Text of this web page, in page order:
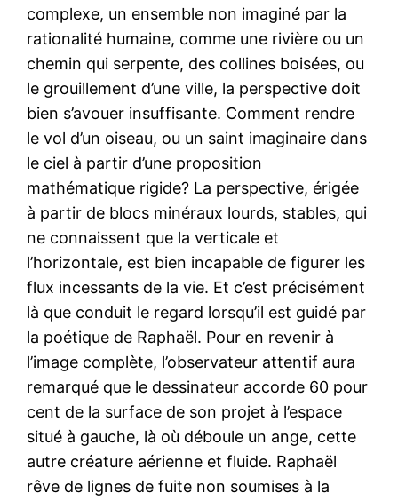
complexe, un ensemble non imaginé par la
rationalité humaine, comme une rivière ou un
chemin qui serpente, des collines boisées, ou
le grouillement d’une ville, la perspective doit
bien s’avouer insuffisante. Comment rendre
le vol d’un oiseau, ou un saint imaginaire dans
le ciel à partir d’une proposition
mathématique rigide? La perspective, érigée
à partir de blocs minéraux lourds, stables, qui
ne connaissent que la verticale et
l’horizontale, est bien incapable de figurer les
flux incessants de la vie. Et c’est précisément
là que conduit le regard lorsqu’il est guidé par
la poétique de Raphaël. Pour en revenir à
l’image complète, l’observateur attentif aura
remarqué que le dessinateur accorde 60 pour
cent de la surface de son projet à l’espace
situé à gauche, là où déboule un ange, cette
autre créature aérienne et fluide. Raphaël
rêve de lignes de fuite non soumises à la